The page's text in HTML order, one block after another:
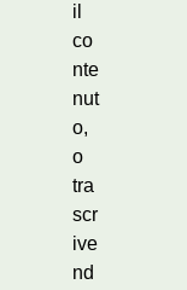
il
co
nte
nut
o,
o
tra
scr
ive
nd